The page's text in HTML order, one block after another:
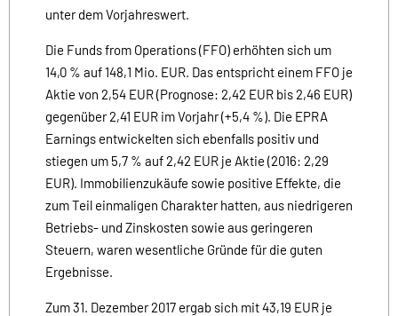
unter dem Vorjahreswert.
Die Funds from Operations (FFO) erhöhten sich um
14,0 % auf 148,1 Mio. EUR. Das entspricht einem FFO je
Aktie von 2,54 EUR (Prognose: 2,42 EUR bis 2,46 EUR)
gegenüber 2,41 EUR im Vorjahr (+5,4 %). Die EPRA
Earnings entwickelten sich ebenfalls positiv und
stiegen um 5,7 % auf 2,42 EUR je Aktie (2016: 2,29
EUR). Immobilienzukäufe sowie positive Effekte, die
zum Teil einmaligen Charakter hatten, aus niedrigeren
Betriebs- und Zinskosten sowie aus geringeren
Steuern, waren wesentliche Gründe für die guten
Ergebnisse.
Zum 31. Dezember 2017 ergab sich mit 43,19 EUR je